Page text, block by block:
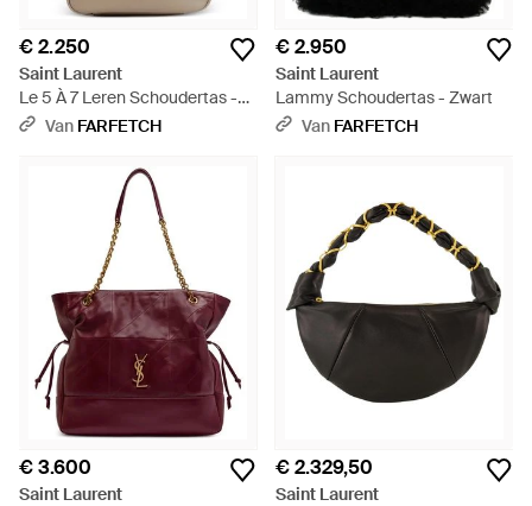
€ 2.250
Saint Laurent
Le 5 À 7 Leren Schoudertas -
Naturel
Van FARFETCH
€ 2.950
Saint Laurent
Lammy Schoudertas - Zwart
Van FARFETCH
€ 3.600
Saint Laurent
€ 2.329,50
Saint Laurent